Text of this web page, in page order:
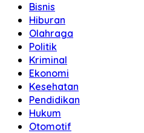
Informasi
Terkini
untuk
Anda"
Bisnis
Hiburan
Olahraga
Politik
Kriminal
Ekonomi
Kesehatan
Pendidikan
Hukum
Otomotif